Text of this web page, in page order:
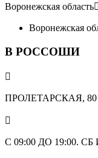
Воронежская область
Воронежская
В РОССОШИ

ПРОЛЕТАРСКАЯ, 80

С 09:00 ДО 19:00.